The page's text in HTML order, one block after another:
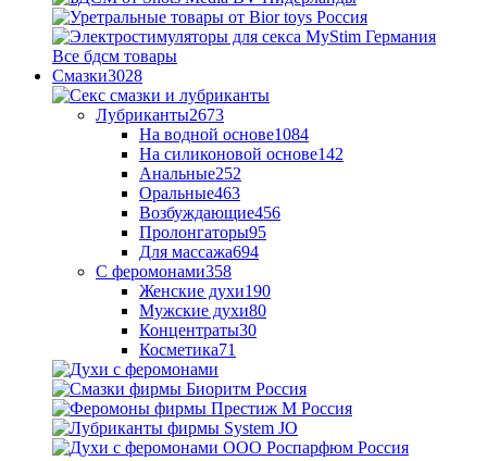
Все бдсм товары
Смазки3028
Лубриканты2673
На водной основе1084
На силиконовой основе142
Анальные252
Оральные463
Возбуждающие456
Пролонгаторы95
Для массажа694
С феромонами358
Женские духи190
Мужские духи80
Концентраты30
Косметика71